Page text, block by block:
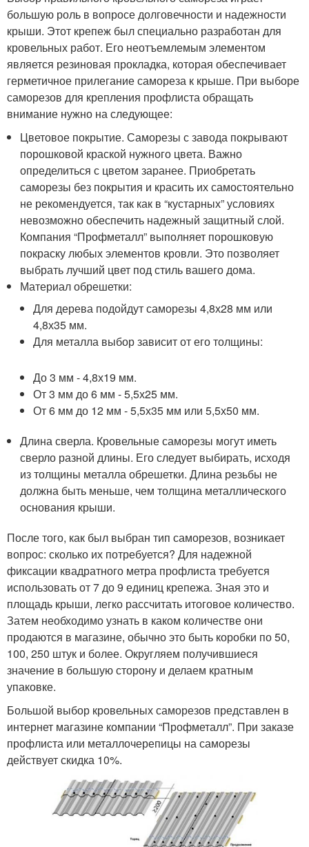
большую роль в вопросе долговечности и надежности
крыши. Этот крепеж был специально разработан для
кровельных работ. Его неотъемлемым элементом
является резиновая прокладка, которая обеспечивает
герметичное прилегание самореза к крыше. При выборе
саморезов для крепления профлиста обращать
внимание нужно на следующее:
Цветовое покрытие. Саморезы с завода покрывают
порошковой краской нужного цвета. Важно
определиться с цветом заранее. Приобретать
саморезы без покрытия и красить их самостоятельно
не рекомендуется, так как в “кустарных” условиях
невозможно обеспечить надежный защитный слой.
Компания “Профметалл” выполняет порошковую
покраску любых элементов кровли. Это позволяет
выбрать лучший цвет под стиль вашего дома.
Материал обрешетки:
Для дерева подойдут саморезы 4,8х28 мм или
4,8х35 мм.
Для металла выбор зависит от его толщины:
До 3 мм - 4,8х19 мм.
От 3 мм до 6 мм - 5,5х25 мм.
От 6 мм до 12 мм - 5,5х35 мм или 5,5х50 мм.
Длина сверла. Кровельные саморезы могут иметь
сверло разной длины. Его следует выбирать, исходя
из толщины металла обрешетки. Длина резьбы не
должна быть меньше, чем толщина металлического
основания крыши.
После того, как был выбран тип саморезов, возникает
вопрос: сколько их потребуется? Для надежной
фиксации квадратного метра профлиста требуется
использовать от 7 до 9 единиц крепежа. Зная это и
площадь крыши, легко рассчитать итоговое количество.
Затем необходимо узнать в каком количестве они
продаются в магазине, обычно это быть коробки по 50,
100, 250 штук и более. Округляем получившиеся
значение в большую сторону и делаем кратным
упаковке.
Большой выбор кровельных саморезов представлен в
интернет магазине компании “Профметалл”. При заказе
профлиста или металлочерепицы на саморезы
действует скидка 10%.